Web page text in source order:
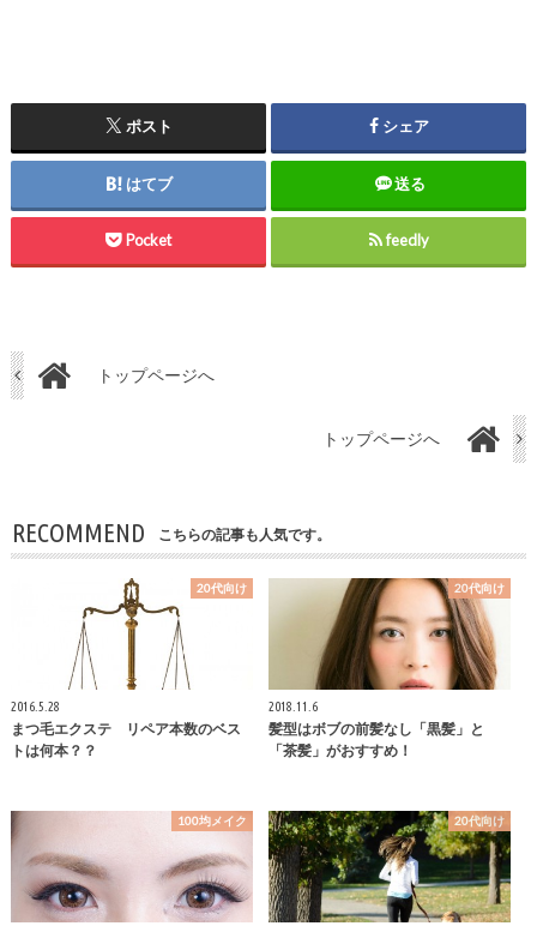
ポスト シェア
はてブ 送る
Pocket feedly
トップページへ
トップページへ
RECOMMEND こちらの記事も人気です。
20代向け
2016.5.28
まつ毛エクステ リペア本数のベス
トは何本？？
20代向け
2018.11.6
髪型はボブの前髪なし「黒髪」と
「茶髪」がおすすめ！
100均メイク 20代向け